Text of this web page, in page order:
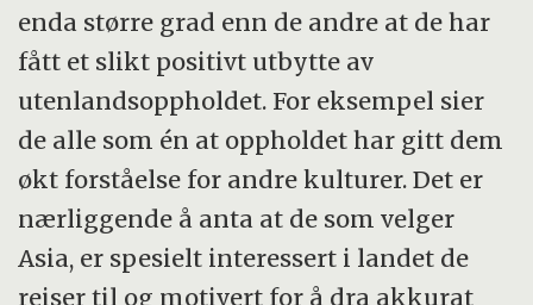
enda større grad enn de andre at de har
fått et slikt positivt utbytte av
utenlandsoppholdet. For eksempel sier
de alle som én at oppholdet har gitt dem
økt forståelse for andre kulturer. Det er
nærliggende å anta at de som velger
Asia, er spesielt interessert i landet de
reiser til og motivert for å dra akkurat